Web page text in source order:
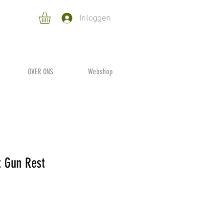
Inloggen
OVER ONS Webshop
Rest